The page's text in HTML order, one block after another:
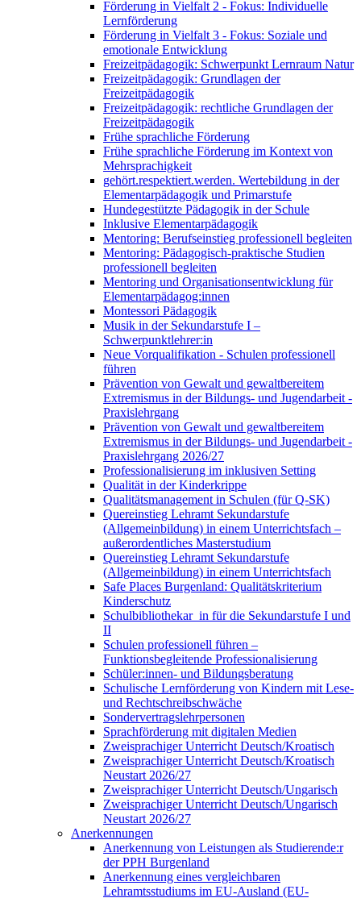
Förderung in Vielfalt 2 - Fokus: Individuelle
Lernförderung
Förderung in Vielfalt 3 - Fokus: Soziale und
emotionale Entwicklung
Freizeitpädagogik: Schwerpunkt Lernraum Natur
Freizeitpädagogik: Grundlagen der
Freizeitpädagogik
Freizeitpädagogik: rechtliche Grundlagen der
Freizeitpädagogik
Frühe sprachliche Förderung
Frühe sprachliche Förderung im Kontext von
Mehrsprachigkeit
gehört.respektiert.werden. Wertebildung in der
Elementarpädagogik und Primarstufe
Hundegestützte Pädagogik in der Schule
Inklusive Elementarpädagogik
Mentoring: Berufseinstieg professionell begleiten
Mentoring: Pädagogisch-praktische Studien
professionell begleiten
Mentoring und Organisationsentwicklung für
Elementarpädagog:innen
Montessori Pädagogik
Musik in der Sekundarstufe I –
Schwerpunktlehrer:in
Neue Vorqualifikation - Schulen professionell
führen
Prävention von Gewalt und gewaltbereitem
Extremismus in der Bildungs- und Jugendarbeit -
Praxislehrgang
Prävention von Gewalt und gewaltbereitem
Extremismus in der Bildungs- und Jugendarbeit -
Praxislehrgang 2026/27
Professionalisierung im inklusiven Setting
Qualität in der Kinderkrippe
Qualitätsmanagement in Schulen (für Q-SK)
Quereinstieg Lehramt Sekundarstufe
(Allgemeinbildung) in einem Unterrichtsfach –
außerordentliches Masterstudium
Quereinstieg Lehramt Sekundarstufe
(Allgemeinbildung) in einem Unterrichtsfach
Safe Places Burgenland: Qualitätskriterium
Kinderschutz
Schulbibliothekar_in für die Sekundarstufe I und
II
Schulen professionell führen –
Funktionsbegleitende Professionalisierung
Schüler:innen- und Bildungsberatung
Schulische Lernförderung von Kindern mit Lese-
und Rechtschreibschwäche
Sondervertragslehrpersonen
Sprachförderung mit digitalen Medien
Zweisprachiger Unterricht Deutsch/Kroatisch
Zweisprachiger Unterricht Deutsch/Kroatisch
Neustart 2026/27
Zweisprachiger Unterricht Deutsch/Ungarisch
Zweisprachiger Unterricht Deutsch/Ungarisch
Neustart 2026/27
Anerkennungen
Anerkennung von Leistungen als Studierende:r
der PPH Burgenland
Anerkennung eines vergleichbaren
Lehramtsstudiums im EU-Ausland (EU-